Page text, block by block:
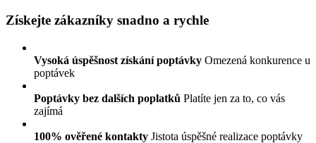
Získejte zákazníky snadno a rychle
Vysoká úspěšnost získání poptávky Omezená konkurence u
poptávek
Poptávky bez dalších poplatků Platíte jen za to, co vás
zajímá
100% ověřené kontakty Jistota úspěšné realizace poptávky